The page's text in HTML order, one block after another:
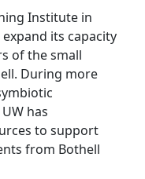
Institute in
its capacity
of the small
During more
has
to support
from Bothell